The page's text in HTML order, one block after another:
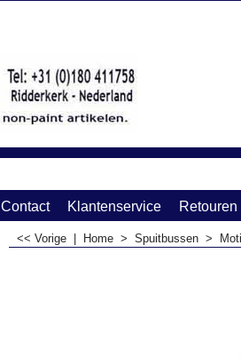
Contact Klantenservice Retouren
<< Vorige Home > Spuitbussen >